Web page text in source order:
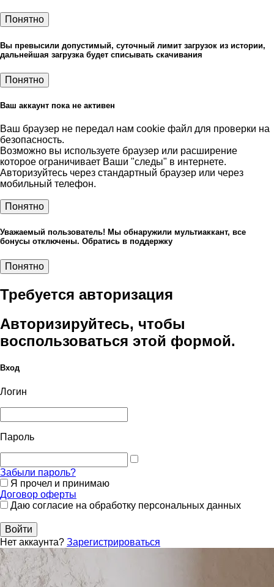
Понятно
Вы превысили допустимый, суточный лимит загрузок из истории,
дальнейшая загрузка будет списывать скачивания
Понятно
Ваш аккаунт пока не активен
Ваш браузер не передал нам cookie файл для проверки на
безопасность.
Возможно вы используете браузер или расширение
которое ограничивает Ваши "следы" в интернете.
Авторизуйтесь через стандартный браузер или через
мобильный телефон.
Понятно
Уважаемый пользователь! Мы обнаружили мультиаккант, все
бонусы отключены. Обратись в поддержку
Понятно
Требуется авторизация
Авторизируйтесь, чтобы
воспользоваться этой формой.
Вход
Логин
Пароль
Забыли пароль?
Я прочел и принимаю
Договор оферты
Даю согласие на обработку персональных данных
Войти
Нет аккаунта? Зарегистрироваться